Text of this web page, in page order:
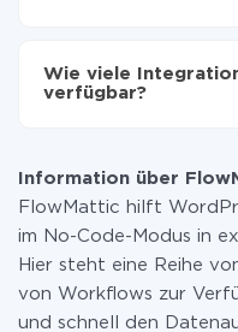
zahlen nur für die
Service von einem
Weitere Informationen
Wie viele
verfügbar?
Information über
FlowMattic hilft
im No-Code-Modus in
Hier steht eine Reihe
von Workflows zur
und schnell den